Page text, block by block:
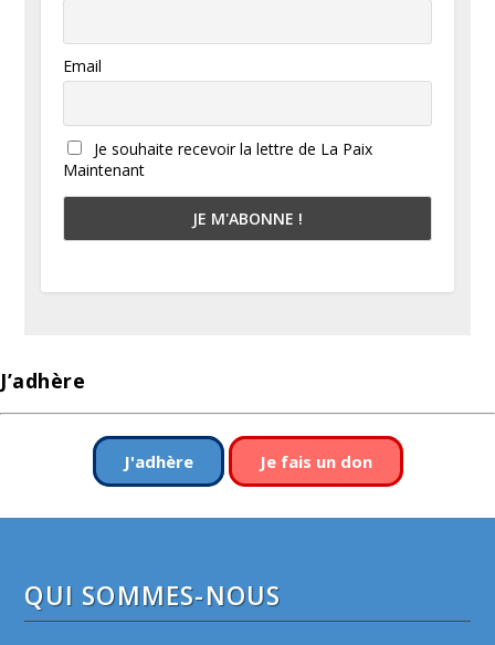
Email
Je souhaite recevoir la lettre de La Paix
Maintenant
J’adhère
J'adhère Je fais un don
QUI SOMMES-NOUS